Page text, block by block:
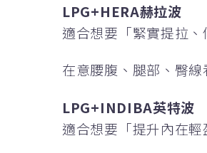
LPG+HERA赫拉波
適合想要「緊實提拉、
在意腰腹、腿部、臀
LPG+INDIBA英特波
適合想要「提升內在輕